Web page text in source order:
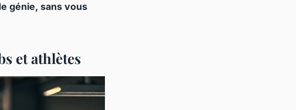
génie, sans vous
et athlètes